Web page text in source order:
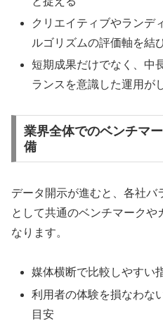
クリエイティブやランデ
ルゴリズムの評価軸を結
短期成果だけでなく、中
ランスを意識した運用が
業界全体でのベンチマ
備
データ開示が進むと、各社バ
として共通のベンチマークや
なります。
媒体横断で比較しやすい
利用者の体験を損なわな
目安